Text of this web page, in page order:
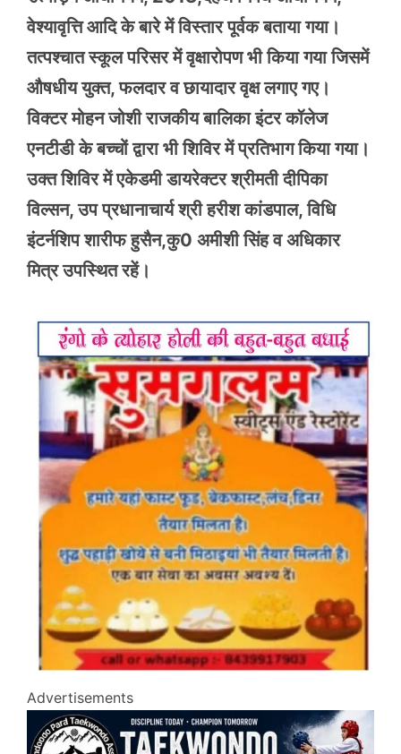
वेश्यावृत्ति आदि के बारे में विस्तार पूर्वक बताया गया।
तत्पश्चात स्कूल परिसर में वृक्षारोपण भी किया गया जिसमें
औषधीय युक्त, फलदार व छायादार वृक्ष लगाए गए।
विक्टर मोहन जोशी राजकीय बालिका इंटर कॉलेज
एनटीडी के बच्चों द्वारा भी शिविर में प्रतिभाग किया गया।
उक्त शिविर में एकेडमी डायरेक्टर श्रीमती दीपिका
विल्सन, उप प्रधानाचार्य श्री हरीश कांडपाल, विधि
इंटर्नशिप शारीफ हुसैन,कु0 अमीशी सिंह व अधिकार
मित्र उपस्थित रहें।
Advertisements